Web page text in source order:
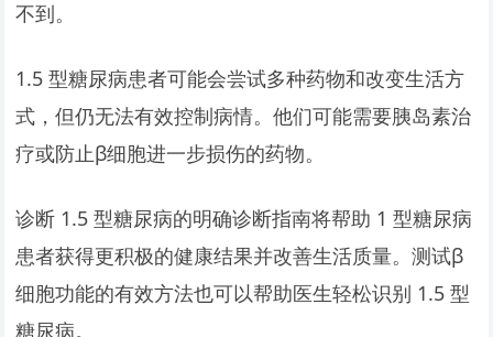
不到。
1.5 型糖尿病患者可能会尝试多种药物和改变生活方
式，但仍无法有效控制病情。他们可能需要胰岛素治
疗或防止β细胞进一步损伤的药物。
诊断 1.5 型糖尿病的明确诊断指南将帮助 1 型糖尿病
患者获得更积极的健康结果并改善生活质量。测试β
细胞功能的有效方法也可以帮助医生轻松识别 1.5 型
糖尿病。